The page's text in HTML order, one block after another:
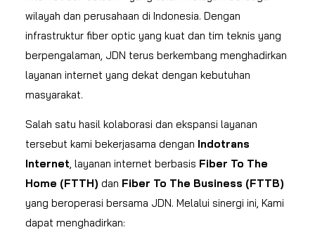
wilayah dan perusahaan di Indonesia. Dengan
infrastruktur fiber optic yang kuat dan tim teknis yang
berpengalaman, JDN terus berkembang menghadirkan
layanan internet yang dekat dengan kebutuhan
masyarakat.
Salah satu hasil kolaborasi dan ekspansi layanan
tersebut kami bekerjasama dengan Indotrans
Internet, layanan internet berbasis Fiber To The
Home (FTTH) dan Fiber To The Business (FTTB)
yang beroperasi bersama JDN. Melalui sinergi ini, Kami
dapat menghadirkan: